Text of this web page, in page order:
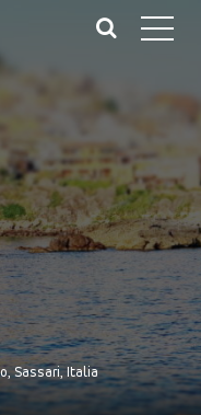
Sassari, Italia